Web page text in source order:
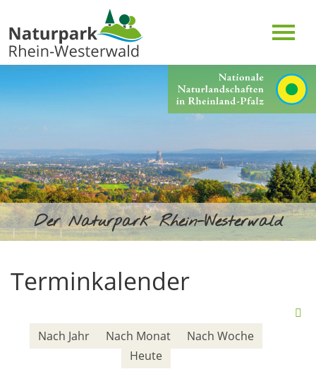
Der Naturpark Rhein-Westerwald
Terminkalender
Nach Jahr Nach Monat
Nach Woche
Heute